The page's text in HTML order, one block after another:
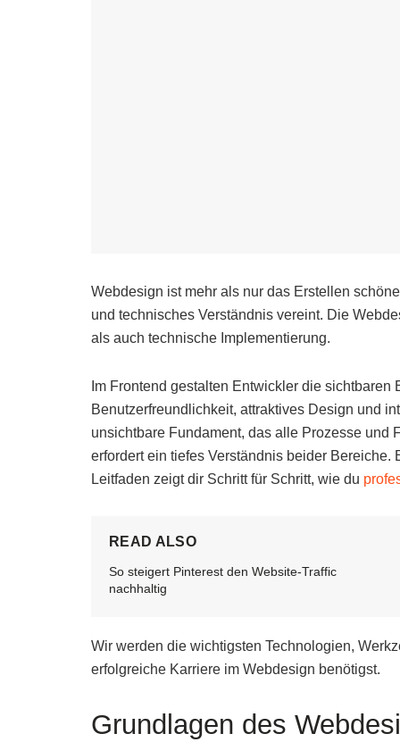
Webdesign ist mehr als nur das Erstellen
und technisches Verständnis vereint. Die
als auch technische Implementierung.
Im Frontend gestalten Entwickler die
Benutzerfreundlichkeit, attraktives Design und
unsichtbare Fundament, das alle Prozesse und
erfordert ein tiefes Verständnis beider
Leitfaden zeigt dir Schritt für Schritt, wie du
READ ALSO
So steigert Pinterest den Website-Traffic
nachhaltig
Wir werden die wichtigsten Technologien,
erfolgreiche Karriere im Webdesign benötigst.
Grundlagen des